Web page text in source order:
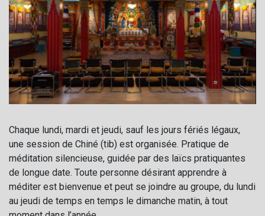
Chaque lundi, mardi et jeudi, sauf les jours fériés légaux,
une session de Chiné (tib) est organisée. Pratique de
méditation silencieuse, guidée par des laïcs pratiquantes
de longue date. Toute personne désirant apprendre à
méditer est bienvenue et peut se joindre au groupe, du lundi
au jeudi de temps en temps le dimanche matin, à tout